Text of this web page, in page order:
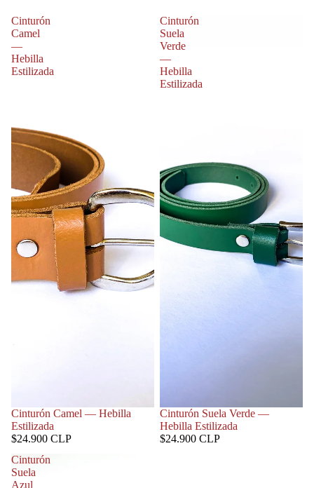
Cinturón
Camel
—
Hebilla
Estilizada
Cinturón Camel — Hebilla
Estilizada
$24.900 CLP
Cinturón
Suela
Verde
—
Hebilla
Estilizada
Cinturón Suela Verde —
Hebilla Estilizada
$24.900 CLP
Cinturón
Suela
Azul